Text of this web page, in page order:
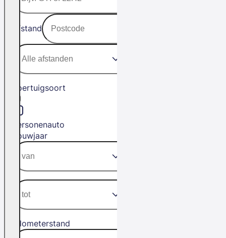
Afstand
Voertuigsoort
Personenauto
Bouwjaar
Kilometerstand